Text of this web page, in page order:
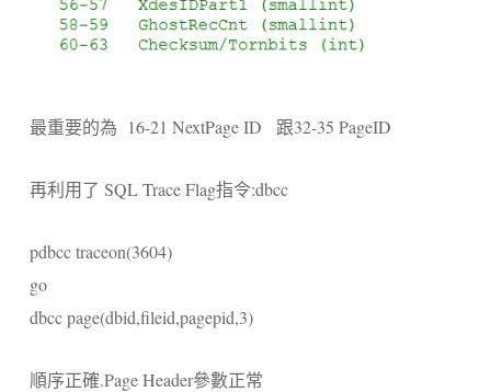
最重要的為 16-21 NextPage ID 跟32-35 PageID
再利用了 SQL Trace Flag指令:dbcc
pdbcc traceon(3604)
go
dbcc page(dbid,fileid,pagepid,3)
順序正確.Page Header參數正常